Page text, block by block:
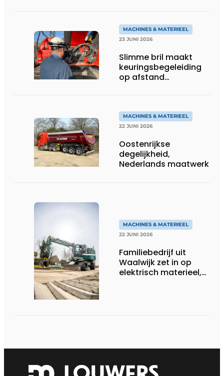
MACHINES & MATERIEEL
23 JUNI 2026
Slimme bril maakt
keuringsbegeleiding
op afstand
MACHINES & MATERIEEL
22 JUNI 2026
Oostenrijkse
degelijkheid,
Nederlands maatwerk
MACHINES & MATERIEEL
22 JUNI 2026
Familiebedrijf uit
Waalwijk zet in op
elektrisch materieel,